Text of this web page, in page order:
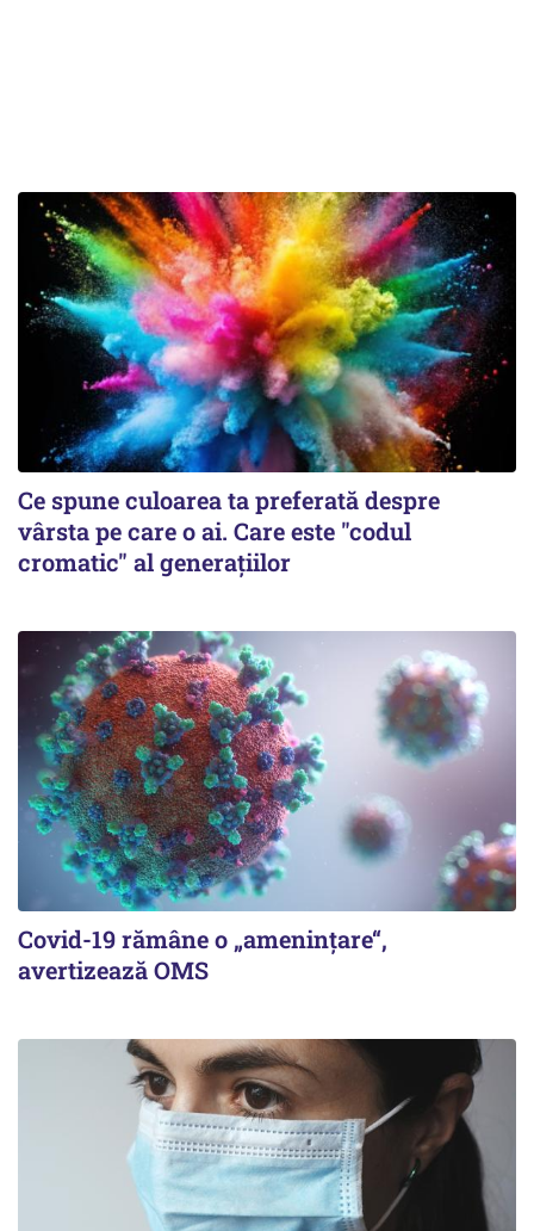
Ce spune culoarea ta preferată despre
vârsta pe care o ai. Care este "codul
cromatic" al generațiilor
Covid-19 rămâne o „ameninţare“,
avertizează OMS